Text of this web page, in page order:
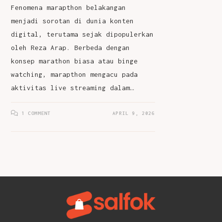
Fenomena marapthon belakangan
menjadi sorotan di dunia konten
digital, terutama sejak dipopulerkan
oleh Reza Arap. Berbeda dengan
konsep marathon biasa atau binge
watching, marapthon mengacu pada
aktivitas live streaming dalam…
1 COMMENT APRIL 9, 2026